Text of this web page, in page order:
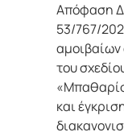
Απόφαση
53/767/
του
και